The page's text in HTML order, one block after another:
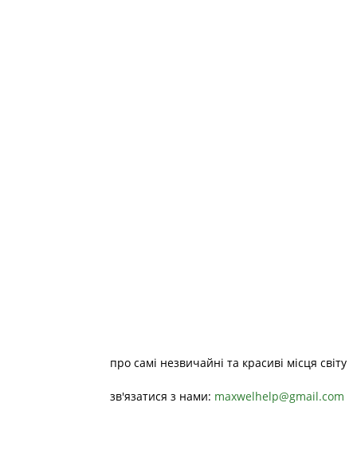
про самі незвичайні та красиві місця світу
зв'язатися з нами: maxwelhelp@gmail.com